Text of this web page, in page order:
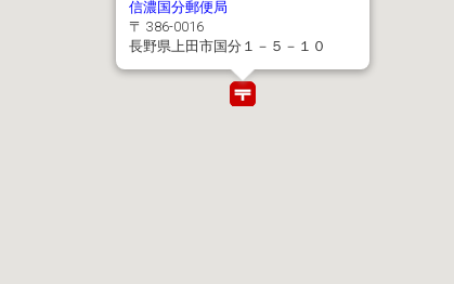
信濃国分郵便局
〒 386-0016
長野県上田市国分１－５－１０